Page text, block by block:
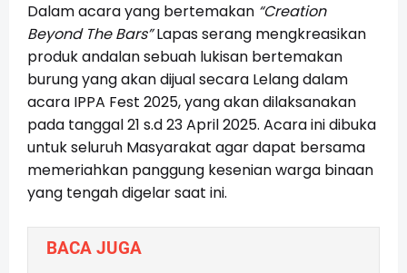
Dalam acara yang bertemakan “Creation
Beyond The Bars”Lapas serang mengkreasikan
produk andalan sebuah lukisan bertemakan
burung yang akan dijual secara Lelang dalam
acara IPPA Fest 2025, yang akan dilaksanakan
pada tanggal 21 s.d 23 April 2025. Acara ini dibuka
untuk seluruh Masyarakat agar dapat bersama
memeriahkan panggung kesenian warga binaan
yang tengah digelar saat ini.
BACA JUGA